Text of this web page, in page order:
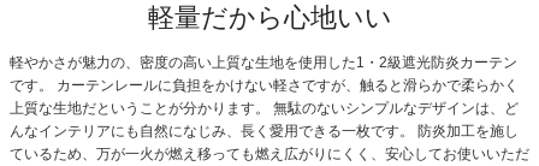
軽量だから心地いい
軽やかさが魅力の、密度の高い上質な生地を使用した1・2級遮光防炎カーテン
です。
カーテンレールに負担をかけない軽さですが、触ると滑らかで柔らかく
上質な生地だということが分かります。
無駄のないシンプルなデザインは、ど
んなインテリアにも自然になじみ、長く愛用できる一枚です。
防炎加工を施し
ているため、万が一火が燃え移っても燃え広がりにくく、安心してお使いいただ